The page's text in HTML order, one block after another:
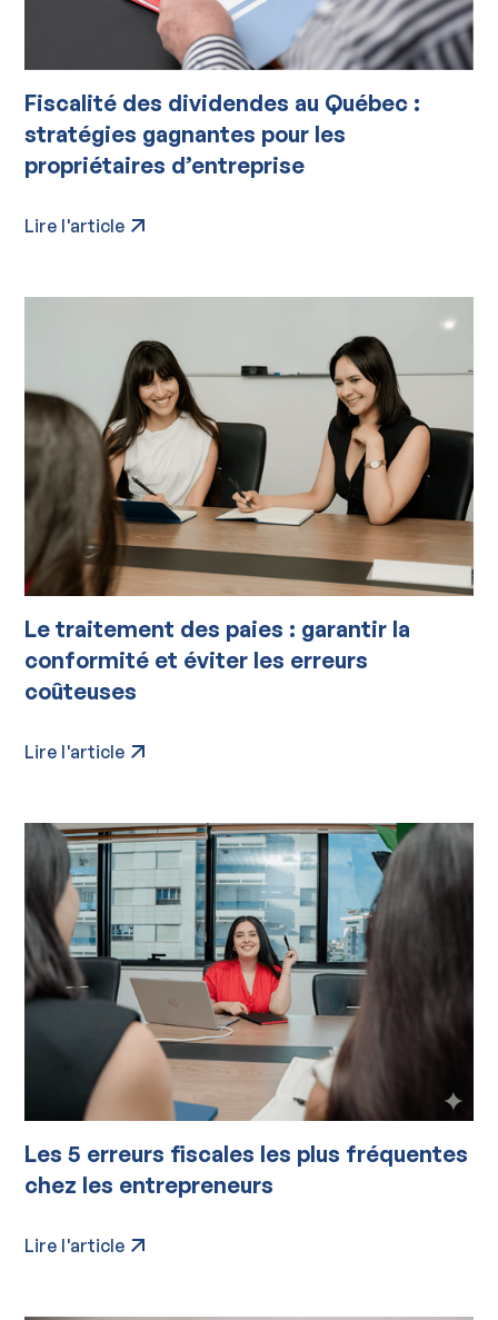
Fiscalité des dividendes au Québec :
stratégies gagnantes pour les
propriétaires d’entreprise
Lire l'article
Le traitement des paies : garantir la
conformité et éviter les erreurs
coûteuses
Lire l'article
Les 5 erreurs fiscales les plus fréquentes
chez les entrepreneurs
Lire l'article